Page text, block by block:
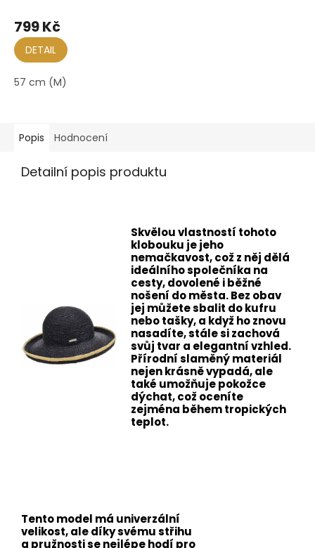
hodnocení
produktu
je
5,0
5
799 Kč
DETAIL
57 cm (M)
Popis Hodnocení
Detailní popis produktu
Skvělou vlastností tohoto
klobouku je jeho
nemačkavost, což z něj dělá
ideálního společníka na
cesty, dovolené i běžné
nošení do města. Bez obav
jej můžete sbalit do kufru
nebo tašky, a když ho znovu
nasadíte, stále si zachová
svůj tvar a elegantní vzhled.
Přírodní slaměný materiál
nejen krásně vypadá, ale
také umožňuje pokožce
dýchat, což oceníte
zejména během tropických
teplot.
Tento model má univerzální
velikost, ale díky svému střihu
a pružnosti se nejlépe hodí pro